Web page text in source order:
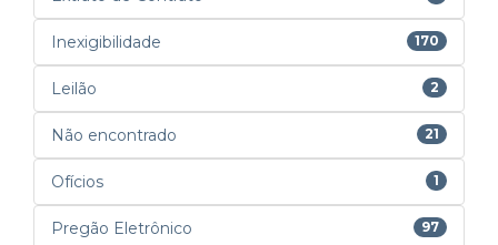
Inexigibilidade 170
Leilão 2
Não encontrado 21
Ofícios 1
Pregão Eletrônico 97